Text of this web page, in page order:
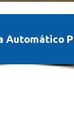
Automático